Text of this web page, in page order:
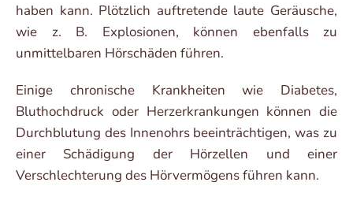
haben kann. Plötzlich auftretende laute Geräusche,
wie z. B. Explosionen, können ebenfalls zu
unmittelbaren Hörschäden führen.
Einige chronische Krankheiten wie Diabetes,
Bluthochdruck oder Herzerkrankungen können die
Durchblutung des Innenohrs beeinträchtigen, was zu
einer Schädigung der Hörzellen und einer
Verschlechterung des Hörvermögens führen kann.